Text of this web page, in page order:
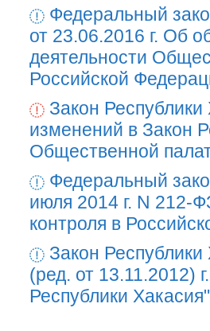
Федеральный
от 23.06.2016 г. Об
деятельности
Российской
Закон
изменений в Закон
Общественной
Федеральный
июля 2014 г. N 212-
контроля в
Закон
(ред. от 13.11.2012)
Республики